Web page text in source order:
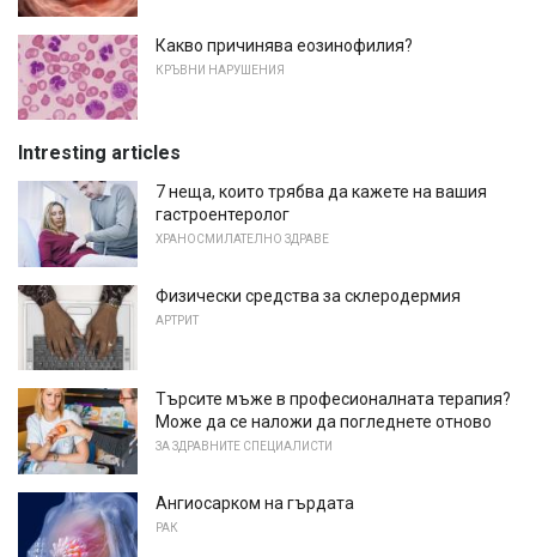
Какво причинява еозинофилия?
КРЪВНИ НАРУШЕНИЯ
Intresting articles
7 неща, които трябва да кажете на вашия
гастроентеролог
ХРАНОСМИЛАТЕЛНО ЗДРАВЕ
Физически средства за склеродермия
АРТРИТ
Търсите мъже в професионалната терапия?
Може да се наложи да погледнете отново
ЗА ЗДРАВНИТЕ СПЕЦИАЛИСТИ
Ангиосарком на гърдата
РАК